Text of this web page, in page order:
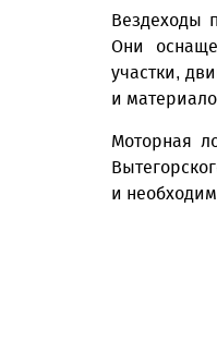
Вездеходы
Они
участки,
и
Моторная
и